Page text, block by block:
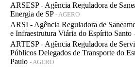
ARSESP - Agência Reguladora de
Energia de SP - AGERO
ARSI - Agência Reguladora de
e Infraestrutura Viária do Espírito Santo
ARTESP - Agência Reguladora de
Públicos Delegados de Transporte do
Paulo - AGERO